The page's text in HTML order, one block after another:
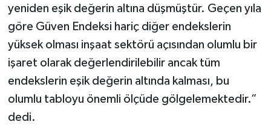
yeniden eşik değerin altına düşmüştür. Geçen yıla
göre Güven Endeksi hariç diğer endekslerin
yüksek olması inşaat sektörü açısından olumlu bir
işaret olarak değerlendirilebilir ancak tüm
endekslerin eşik değerin altında kalması, bu
olumlu tabloyu önemli ölçüde gölgelemektedir.”
dedi.